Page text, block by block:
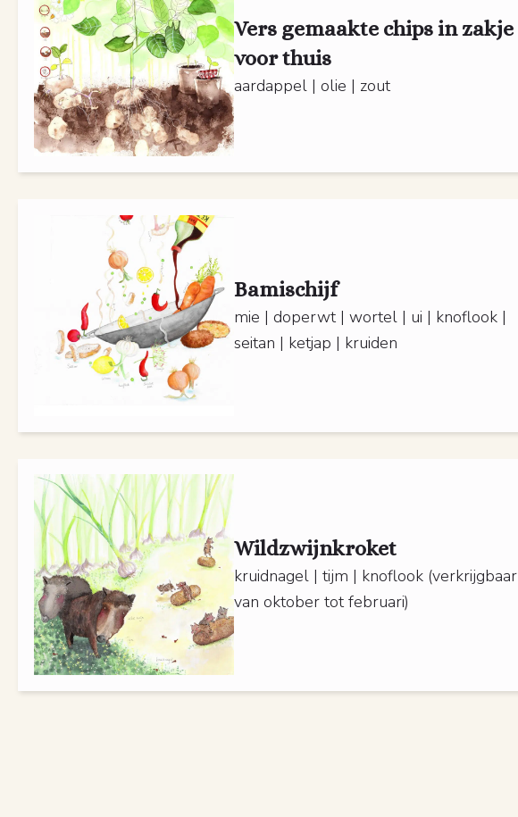
Vers gemaakte chips in zakje
voor thuis
aardappel | olie | zout
Bamischijf
mie | doperwt | wortel | ui | knoflook |
seitan | ketjap | kruiden
Wildzwijnkroket
kruidnagel | tijm | knoflook (verkrijgbaar
van oktober tot februari)